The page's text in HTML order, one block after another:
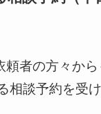
頼者の方々か
相談予約を受